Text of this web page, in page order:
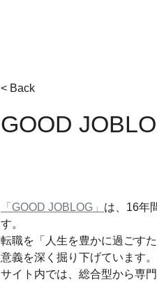
< Back
GOOD
「GOOD JOBLOG」 は、16年
す。
転職を「人生を豊かに過ごす
意義を深く掘り下げています。
サイト内では、総合型から専